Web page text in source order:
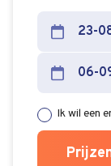
Ik wil een